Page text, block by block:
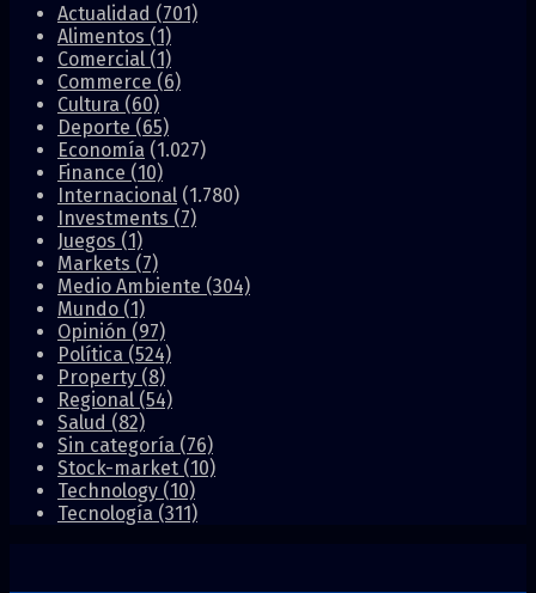
Actualidad (701)
Alimentos (1)
Comercial (1)
Commerce (6)
Cultura (60)
Deporte (65)
Economía (1.027)
Finance (10)
Internacional (1.780)
Investments (7)
Juegos (1)
Markets (7)
Medio Ambiente (304)
Mundo (1)
Opinión (97)
Política (524)
Property (8)
Regional (54)
Salud (82)
Sin categoría (76)
Stock-market (10)
Technology (10)
Tecnología (311)